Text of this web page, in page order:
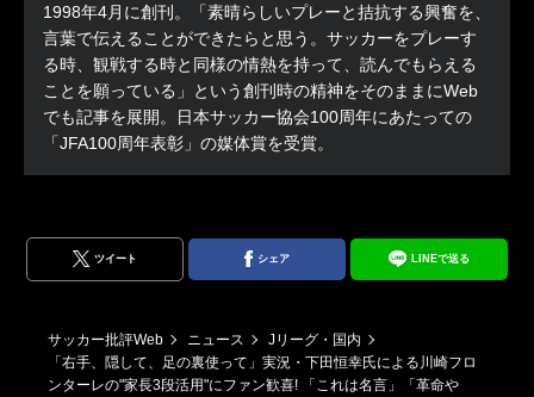
1998年4月に創刊。「素晴らしいプレーと拮抗する興奮を、
言葉で伝えることができたらと思う。サッカーをプレーす
る時、観戦する時と同様の情熱を持って、読んでもらえる
ことを願っている」という創刊時の精神をそのままにWeb
でも記事を展開。日本サッカー協会100周年にあたっての
「JFA100周年表彰」の媒体賞を受賞。
ツイート シェア LINEで送る
サッカー批評Web ニュース
Jリーグ・国内
「右手、隠して、足の裏使って」実況・下田恒幸氏による川崎フロ
ンターレの"家長3段活用"にファン歓喜! 「これは名言」「革命や